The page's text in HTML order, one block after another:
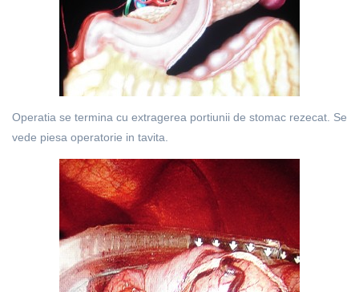
Operatia se termina cu extragerea portiunii de stomac rezecat. Se
vede piesa operatorie in tavita.